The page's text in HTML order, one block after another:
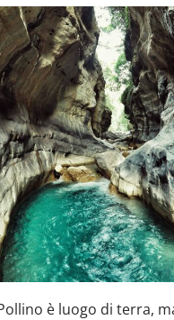
è luogo di terra,